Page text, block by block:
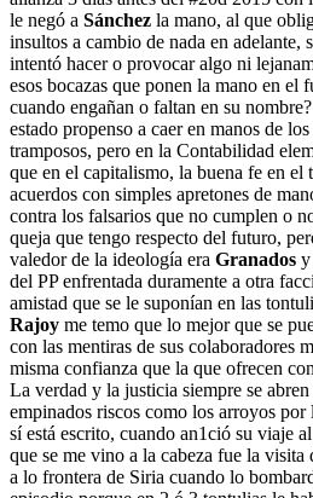
le negó a Sánchez la mano, al que
insultos a cambio de nada en adelante,
intentó hacer o provocar algo ni
esos bocazas que ponen la mano en el
cuando engañan o faltan en su
estado propenso a caer en manos de
tramposos, pero en la Contabilidad
que en el capitalismo, la buena fe en el
acuerdos con simples apretones de
contra los falsarios que no cumplen o
queja que tengo respecto del futuro,
valedor de la ideología era Granados y
del PP enfrentada duramente a otra
amistad que se le suponían en las
Rajoy me temo que lo mejor que se
con las mentiras de sus colaboradores
misma confianza que la que ofrecen
La verdad y la justicia siempre se
empinados riscos como los arroyos
sí está escrito, cuando an1ció su viaje
que se me vino a la cabeza fue la
a lo frontera de Siria cuando lo